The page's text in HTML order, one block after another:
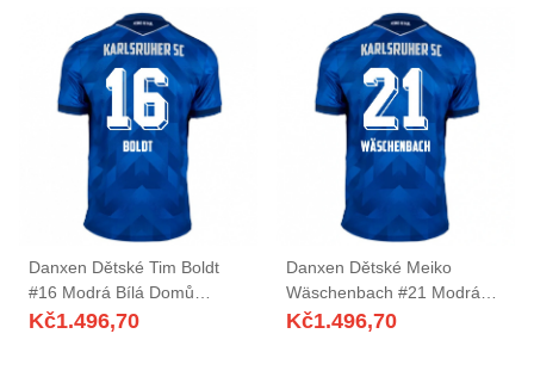
Danxen Dětské Tim Boldt
#16 Modrá Bílá Domů
Hráčské Dresy 2025/26 Dres
Kč1.496,70
Danxen Dětské Meiko
Wäschenbach #21 Modrá
Bílá Domů Hráčské Dresy
Kč1.496,70